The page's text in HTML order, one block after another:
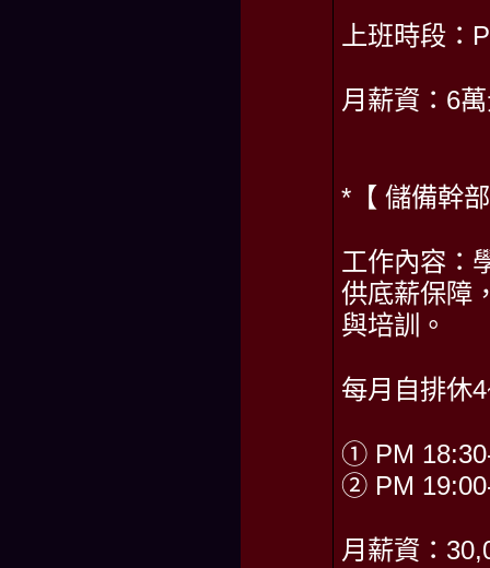
上班時段：
月薪資：6
*【 儲備幹
工作內容：
供底薪保障
與培訓。
每月自排休
① PM
② PM
月薪資：